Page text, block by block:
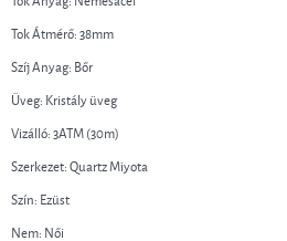
Tok Átmérő: 38mm
Szíj Anyag: Bőr
Üveg: Kristály üveg
Vizálló: 3ATM (30m)
Szerkezet: Quartz Miyota
Szín: Ezüst
Nem: Női